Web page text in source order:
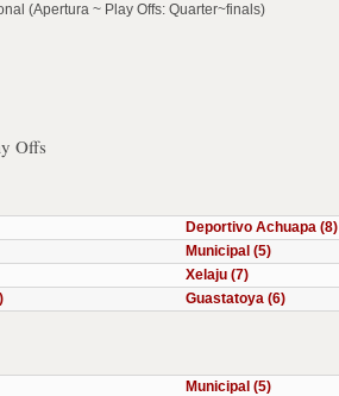
(Apertura ~ Play Offs: Quarter~finals)
Offs
Deportivo Achuapa (8)
Municipal (5)
Xelaju (7)
Guastatoya (6)
Municipal (5)